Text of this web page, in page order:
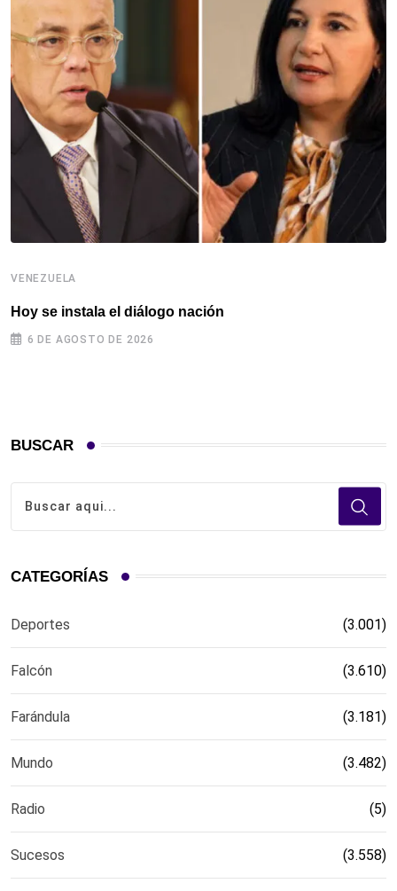
VENEZUELA
Hoy se instala el diálogo nación
6 DE AGOSTO DE 2026
BUSCAR
CATEGORÍAS
Deportes (3.001)
Falcón (3.610)
Farándula (3.181)
Mundo (3.482)
Radio (5)
Sucesos (3.558)